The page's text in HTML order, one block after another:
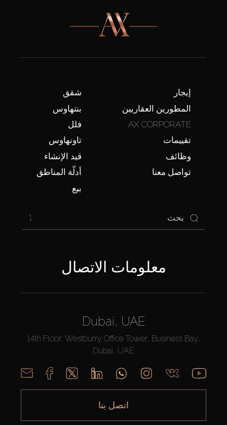
شقق
بنتهاوس
فلل
تاونهاوس
قيد الإنشاء
أدلّة المناطق
بيع
إيجار
المطورين العقاريين
AX CORPORATE
تقييمات
وظائف
تواصل معنا
1
معلومات الاتصال
Dubai, UAE
14th Floor, Westburry Office Tower, Business Bay,
Dubai, UAE
اتصل بنا